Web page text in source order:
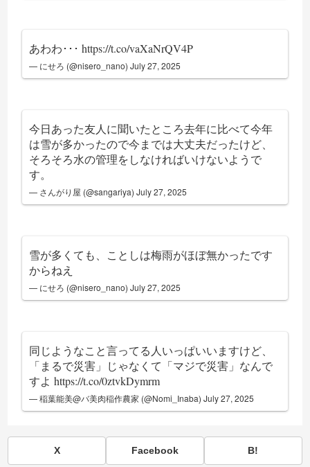
あわわ･･･https://t.co/vaXaNrQV4P
— にせろ (@nisero_nano)July 27, 2025
今日あった友人に聞いたところ去年に比べて今年
は雪が多かったので今までは大丈夫だったけど、
そろそろ水の管理をしなければいけないようで
す。
— さんがり屋 (@sangariya)July 27, 2025
雪が多くても、ことしは梅雨がほぼ無かったです
からねえ
— にせろ (@nisero_nano)July 27, 2025
同じようなこと言ってる人いっぱいいますけど、
「まるで災害」じゃなくて「マジで災害」なんで
すよhttps://t.co/0ztvkDymrm
— 稲葉能美@バ美肉稲作農家 (@Nomi_Inaba)July 27, 2025
X Facebook B!